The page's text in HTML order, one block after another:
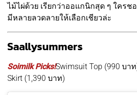
ไม้ไผ่ด้วย เรียกว่าออแกนิกสุด ๆ ใคร
มีหลายลวดลายให้เลือกเชียวล่ะ
Saallysummers
Soimilk Picks!Swimsuit Top (990 บา
Skirt (1,390 บาท)